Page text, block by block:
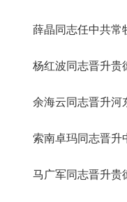
薛晶同志任中共常
杨红波同志晋升贵
余海云同志晋升河
索南卓玛同志晋升
马广军同志晋升贵